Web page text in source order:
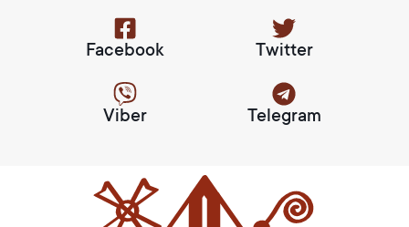
Facebook Twitter
Viber Telegram